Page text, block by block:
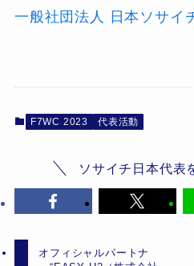
一般社団法人 日本ソサイ
F7WC 2023 代表活動
ソサイチ日本代表
オフィシャルパートナ